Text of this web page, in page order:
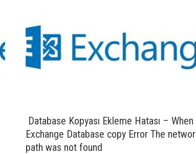
Database Kopyası Ekleme Hatası – When
Exchange Database copy Error The
path was not found